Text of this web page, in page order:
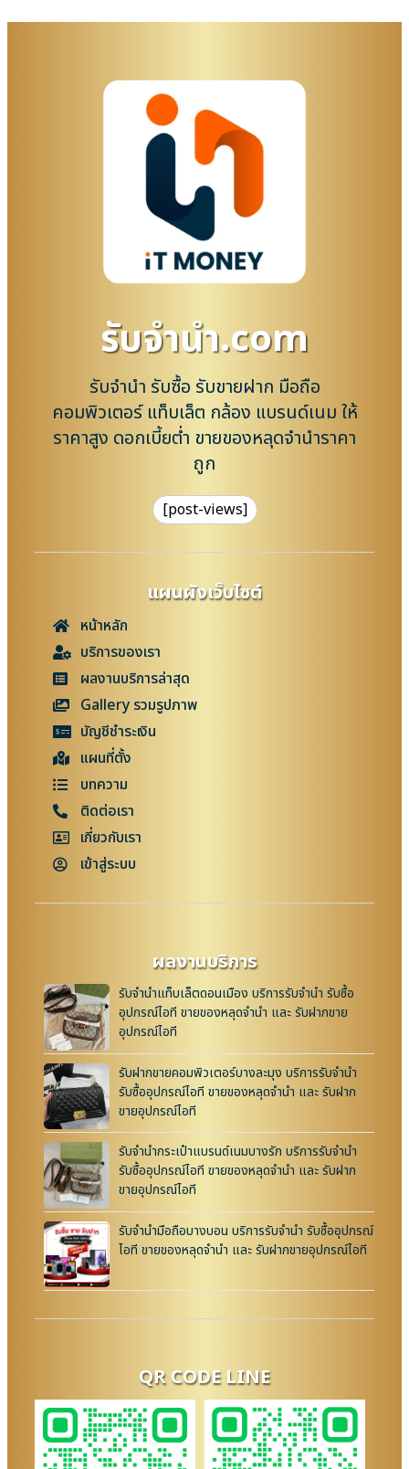
รับจํานํา.com
รับจำนำ รับซื้อ รับขายฝาก มือถือ
คอมพิวเตอร์ แท็บเล็ต กล้อง แบรนด์เนม ให้
ราคาสูง ดอกเบี้ยต่ำ ขายของหลุดจำนำราคา
ถูก
[post-views]
แผนผังเว็บไซต์
หน้าหลัก
บริการของเรา
ผลงานบริการล่าสุด
Gallery รวมรูปภาพ
บัญชีชำระเงิน
แผนที่ตั้ง
บทความ
ติดต่อเรา
เกี่ยวกับเรา
เข้าสู่ระบบ
ผลงานบริการ
รับจำนำแท็บเล็ตดอนเมือง บริการรับจำนำ รับซื้อ
อุปกรณ์ไอที ขายของหลุดจำนำ และ รับฝากขาย
อุปกรณ์ไอที
รับฝากขายคอมพิวเตอร์บางละมุง บริการรับจำนำ
รับซื้ออุปกรณ์ไอที ขายของหลุดจำนำ และ รับฝาก
ขายอุปกรณ์ไอที
รับจำนำกระเป๋าแบรนด์เนมบางรัก บริการรับจำนำ
รับซื้ออุปกรณ์ไอที ขายของหลุดจำนำ และ รับฝาก
ขายอุปกรณ์ไอที
รับจำนำมือถือบางบอน บริการรับจำนำ รับซื้ออุปกรณ์
ไอที ขายของหลุดจำนำ และ รับฝากขายอุปกรณ์ไอที
QR CODE LINE